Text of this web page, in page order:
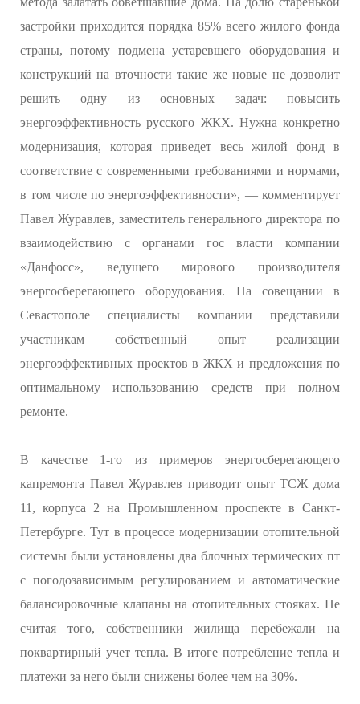
застройки приходится порядка 85% всего жилого фонда
страны, потому подмена устаревшего оборудования и
конструкций на вточности такие же новые не дозволит
решить одну из основных задач: повысить
энергоэффективность русского ЖКХ. Нужна конкретно
модернизация, которая приведет весь жилой фонд в
соответствие с современными требованиями и нормами,
в том числе по энергоэффективности», — комментирует
Павел Журавлев, заместитель генерального директора по
взаимодействию с органами гос власти компании
«Данфосс», ведущего мирового производителя
энергосберегающего оборудования. На совещании в
Севастополе специалисты компании представили
участникам собственный опыт реализации
энергоэффективных проектов в ЖКХ и предложения по
оптимальному использованию средств при полном
ремонте.
В качестве 1-го из примеров энергосберегающего
капремонта Павел Журавлев приводит опыт ТСЖ дома
11, корпуса 2 на Промышленном проспекте в Санкт-
Петербурге. Тут в процессе модернизации отопительной
системы были установлены два блочных термических пт
с погодозависимым регулированием и автоматические
балансировочные клапаны на отопительных стояках. Не
считая того, собственники жилища перебежали на
поквартирный учет тепла. В итоге потребление тепла и
платежи за него были снижены более чем на 30%.